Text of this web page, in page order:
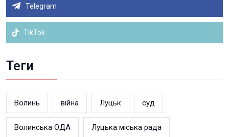
Telegram
TikTok
Теги
Волинь війна Луцьк суд
Волинська ОДА Луцька міська рада